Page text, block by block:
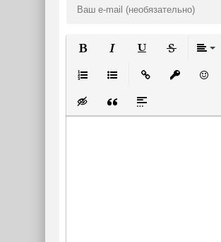
Нумерованный список
Вставка скрытого текста
Вставка цитаты
Вставка спойлера